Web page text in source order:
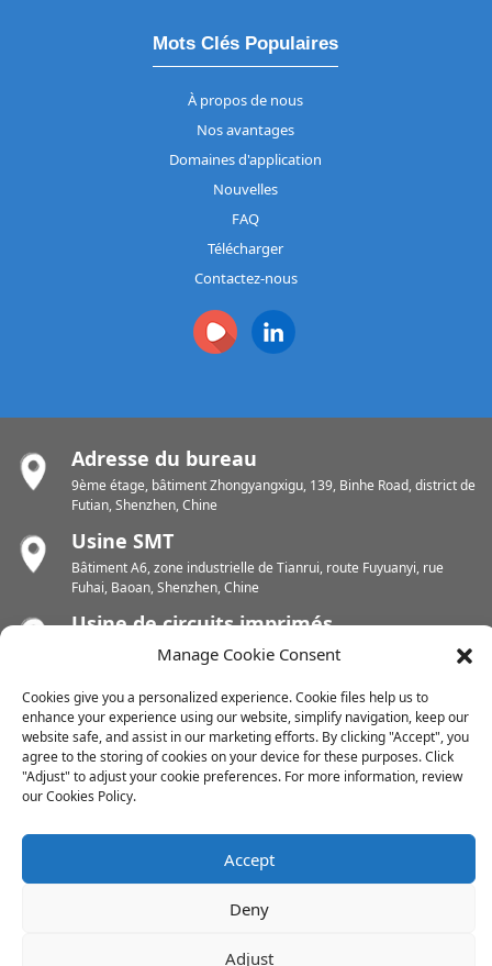
Mots Clés Populaires
À propos de nous
Nos avantages
Domaines d'application
Nouvelles
FAQ
Télécharger
Contactez-nous
Adresse du bureau
9ème étage, bâtiment Zhongyangxigu, 139, Binhe Road, district de
Futian, Shenzhen, Chine
Usine SMT
Bâtiment A6, zone industrielle de Tianrui, route Fuyuanyi, rue
Fuhai, Baoan, Shenzhen, Chine
Usine de circuits imprimés
Zone industrielle de Chunhui, rue Yunlin, district de Xishan, Wuxi,
Usine de circuits imprimés
Zone industrielle de Dongjiang, ville de Shuikou Est, district de
Huicheng, Huizhou, Chine
Droits d'auteur © 2024 Tous droits réservés
Plan du site--Resource
Manage Cookie Consent
Cookies give you a personalized experience. Cookie files help us to
enhance your experience using our website, simplify navigation, keep our
website safe, and assist in our marketing efforts. By clicking "Accept", you
agree to the storing of cookies on your device for these purposes. Click
"Adjust" to adjust your cookie preferences. For more information, review
our Cookies Policy.
Accept
Deny
Adjust